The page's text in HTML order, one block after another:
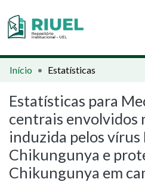
Orientações e Normas
Busca no Repositório
Início Estatísticas
Estatísticas para
centrais envolvidos
induzida pelos vírus
Chikungunya e
Chikungunya em